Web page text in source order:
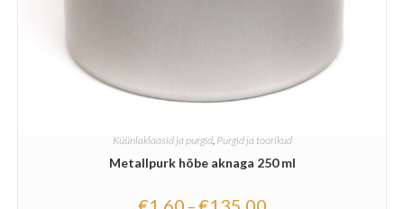
Küünlaklaasid ja purgid, Purgid ja toorikud
Metallpurk hõbe aknaga 250 ml